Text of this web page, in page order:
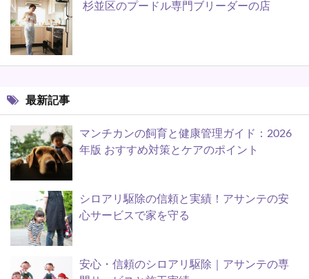
杉並区のプードル専門ブリーダーの店
最新記事
マンチカンの飼育と健康管理ガイド：2026
年版 おすすめ対策とケアのポイント
シロアリ駆除の信頼と実績！アサンテの安
心サービスで家を守る
安心・信頼のシロアリ駆除｜アサンテの専